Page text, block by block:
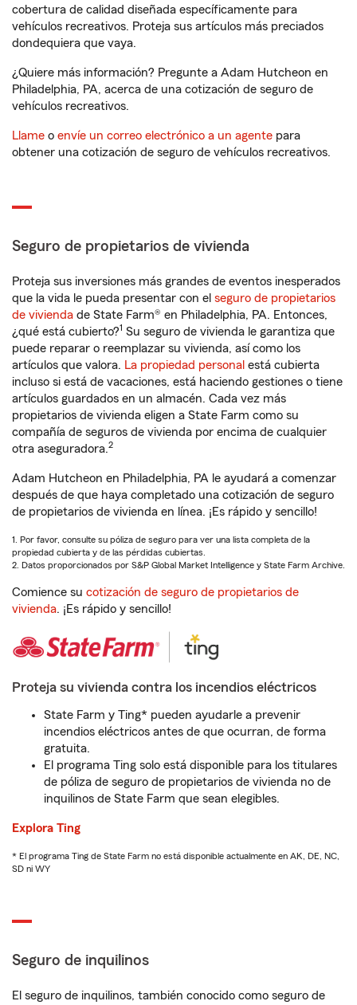
cobertura de calidad diseñada específicamente para
vehículos recreativos. Proteja sus artículos más preciados
dondequiera que vaya.
¿Quiere más información? Pregunte a Adam Hutcheon en
Philadelphia, PA, acerca de una cotización de seguro de
vehículos recreativos.
Llame o envíe un correo electrónico a un agente para
obtener una cotización de seguro de vehículos recreativos.
Seguro de propietarios de vivienda
Proteja sus inversiones más grandes de eventos inesperados
que la vida le pueda presentar con el seguro de propietarios
de vivienda de State Farm® en Philadelphia, PA. Entonces,
¿qué está cubierto?1 Su seguro de vivienda le garantiza que
puede reparar o reemplazar su vivienda, así como los
artículos que valora. La propiedad personal está cubierta
incluso si está de vacaciones, está haciendo gestiones o tiene
artículos guardados en un almacén. Cada vez más
propietarios de vivienda eligen a State Farm como su
compañía de seguros de vivienda por encima de cualquier
otra aseguradora.2
Adam Hutcheon en Philadelphia, PA le ayudará a comenzar
después de que haya completado una cotización de seguro
de propietarios de vivienda en línea. ¡Es rápido y sencillo!
1. Por favor, consulte su póliza de seguro para ver una lista completa de la
propiedad cubierta y de las pérdidas cubiertas.
2. Datos proporcionados por S&P Global Market Intelligence y State Farm Archive.
Comience su cotización de seguro de propietarios de
vivienda. ¡Es rápido y sencillo!
Proteja su vivienda contra los incendios eléctricos
State Farm y Ting* pueden ayudarle a prevenir
incendios eléctricos antes de que ocurran, de forma
gratuita.
El programa Ting solo está disponible para los titulares
de póliza de seguro de propietarios de vivienda no de
inquilinos de State Farm que sean elegibles.
Explora Ting
* El programa Ting de State Farm no está disponible actualmente en AK, DE, NC,
SD ni WY
Seguro de inquilinos
El seguro de inquilinos, también conocido como seguro de